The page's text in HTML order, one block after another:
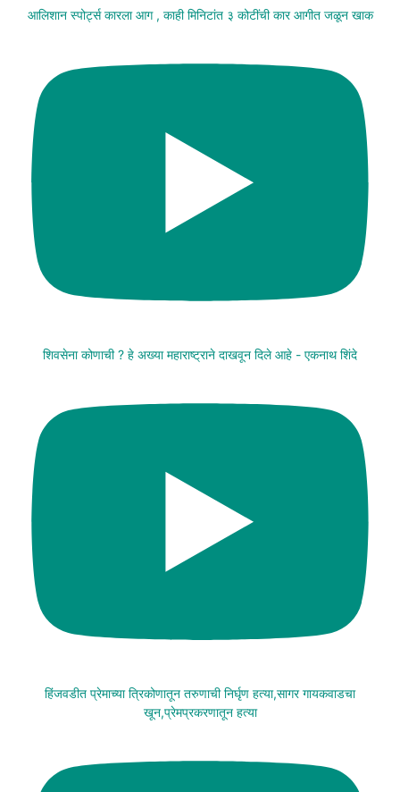
आलिशान स्पोर्ट्स कारला आग , काही मिनिटांत ३ कोटींची कार आगीत जळून खाक
शिवसेना कोणाची ? हे अख्या महाराष्ट्राने दाखवून दिले आहे - एकनाथ शिंदे
हिंजवडीत प्रेमाच्या त्रिकोणातून तरुणाची निर्घृण हत्या,सागर गायकवाडचा
खून,प्रेमप्रकरणातून हत्या